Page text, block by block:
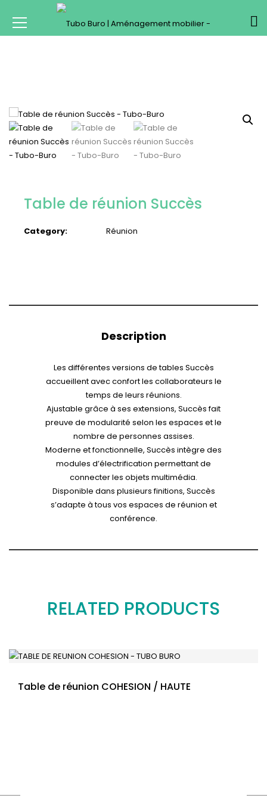
Table de réunion Succès
Category: Réunion
Description
Les différentes versions de tables Succès
accueillent avec confort les collaborateurs le
temps de leurs réunions.
Ajustable grâce à ses extensions, Succès fait
preuve de modularité selon les espaces et le
nombre de personnes assises.
Moderne et fonctionnelle, Succès intègre des
modules d’électrification permettant de
connecter les objets multimédia.
Disponible dans plusieurs finitions, Succès
s’adapte à tous vos espaces de réunion et
conférence.
RELATED PRODUCTS
Table de réunion COHESION / HAUTE